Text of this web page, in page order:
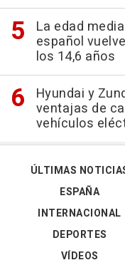
La edad
español
los 14,6 años
Hyundai y
ventajas de
vehículos
ÚLTIMAS
ESPAÑA
INTERNACIONAL
DEPORTES
VÍDEOS